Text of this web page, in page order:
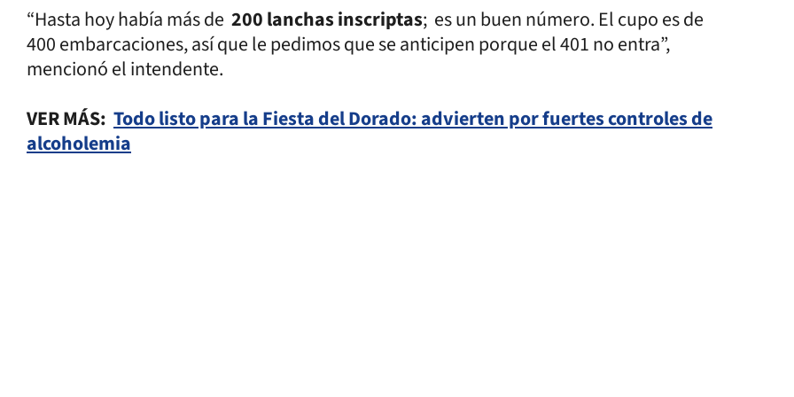
“Hasta hoy había más de 200 lanchas inscriptas; es un buen número. El cupo es de
400 embarcaciones, así que le pedimos que se anticipen porque el 401 no entra”,
mencionó el intendente.
VER MÁS: Todo listo para la Fiesta del Dorado: advierten por fuertes controles de
alcoholemia